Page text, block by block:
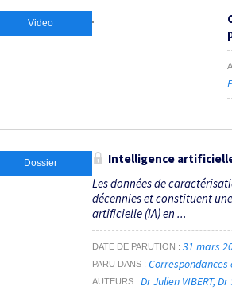
Video
Dossier
Intelligence
Les données de
décennies et constituent
artificielle (IA) en ...
DATE DE PARUTION 31 mars
PARU DANS Correspondances
AUTEURS Dr Julien VIBERT Dr